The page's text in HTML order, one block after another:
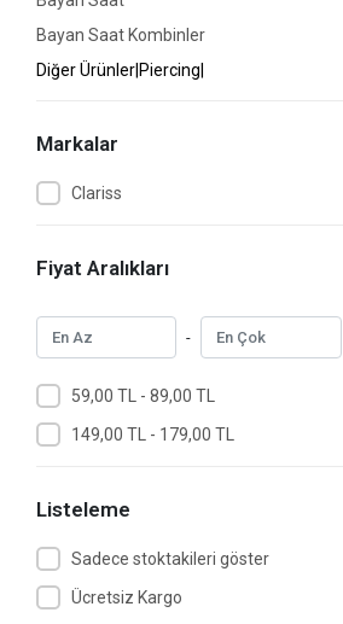
Bayan Saat Kombinler
Diğer Ürünler|Piercing|
Markalar
Clariss
Fiyat Aralıkları
-
59,00 TL - 89,00 TL
149,00 TL - 179,00 TL
Listeleme
Sadece stoktakileri göster
Ücretsiz Kargo